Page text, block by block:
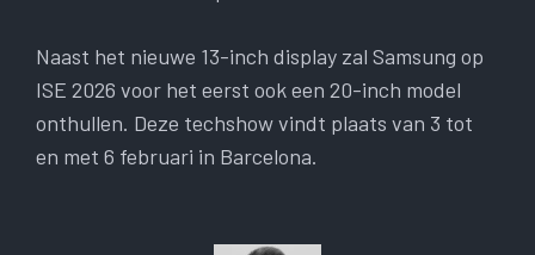
Naast het nieuwe 13-inch display zal Samsung op
ISE 2026 voor het eerst ook een 20-inch model
onthullen. Deze techshow vindt plaats van 3 tot
en met 6 februari in Barcelona.